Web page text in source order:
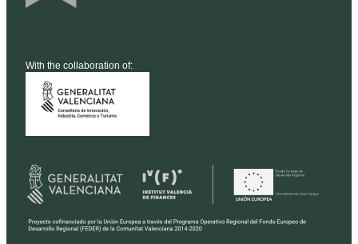
With the collaboration of: